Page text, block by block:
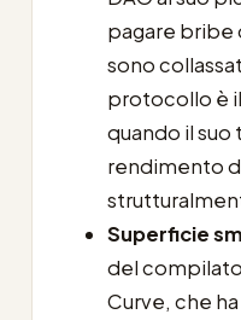
pagare bribe
sono
protocollo è
quando il
rendimento
Superficie
del
Curve, che